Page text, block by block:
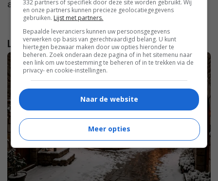
artikel. Vinden we gezellig 🙂
Lees verder...
332 partners of specifiek door deze site worden gebruikt. Wij
en onze partners kunnen precieze geolocatiegegevens
gebruiken. Lijst met partners.
Bepaalde leveranciers kunnen uw persoonsgegevens
verwerken op basis van gerechtvaardigd belang. U kunt
hiertegen bezwaar maken door uw opties hieronder te
beheren. Zoek onderaan deze pagina of in het sitemenu naar
een link om uw toestemming te beheren of in te trekken via de
privacy- en cookie-instellingen.
Naar de website
Meer opties